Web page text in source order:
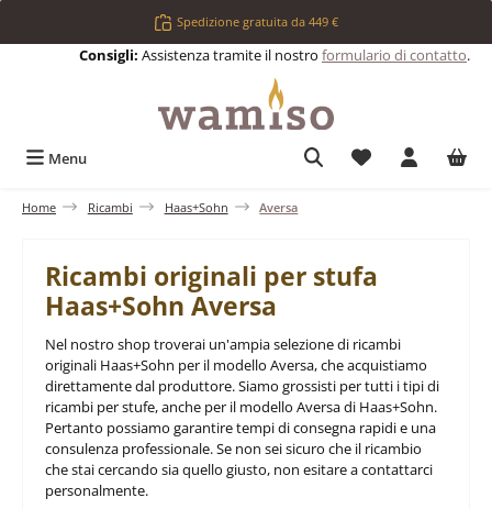
Passa al contenuto principaleSpedizione gratuita da 449 €
Consigli: Assistenza tramite il nostro formulario di contatto.
Menu Hai 0 articoli
Home Ricambi Haas+Sohn Aversa
Ricambi originali per stufa
Haas+Sohn Aversa
Nel nostro shop troverai un'ampia selezione di ricambi
originali Haas+Sohn per il modello Aversa, che acquistiamo
direttamente dal produttore. Siamo grossisti per tutti i tipi di
ricambi per stufe, anche per il modello Aversa di Haas+Sohn.
Pertanto possiamo garantire tempi di consegna rapidi e una
consulenza professionale. Se non sei sicuro che il ricambio
che stai cercando sia quello giusto, non esitare a contattarci
personalmente.